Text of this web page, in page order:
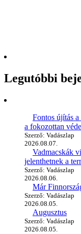
Legutóbbi
Fontos újítás
a fokozottan
Szerző: Vadászlap
2026.08.07.
Vadmacskák
jelenthetnek a
Szerző: Vadászlap
2026.08.06.
Már
Szerző: Vadászlap
2026.08.05.
Augusztus
Szerző: Vadászlap
2026.08.05.